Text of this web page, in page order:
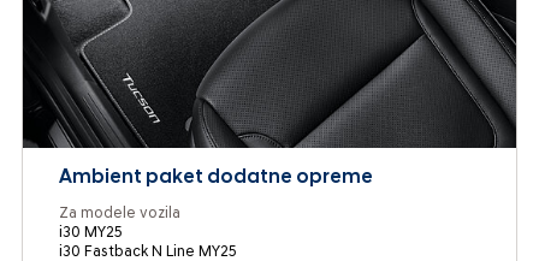
Ambient paket dodatne opreme
Za modele vozila
i30 MY25
i30 Fastback N Line MY25